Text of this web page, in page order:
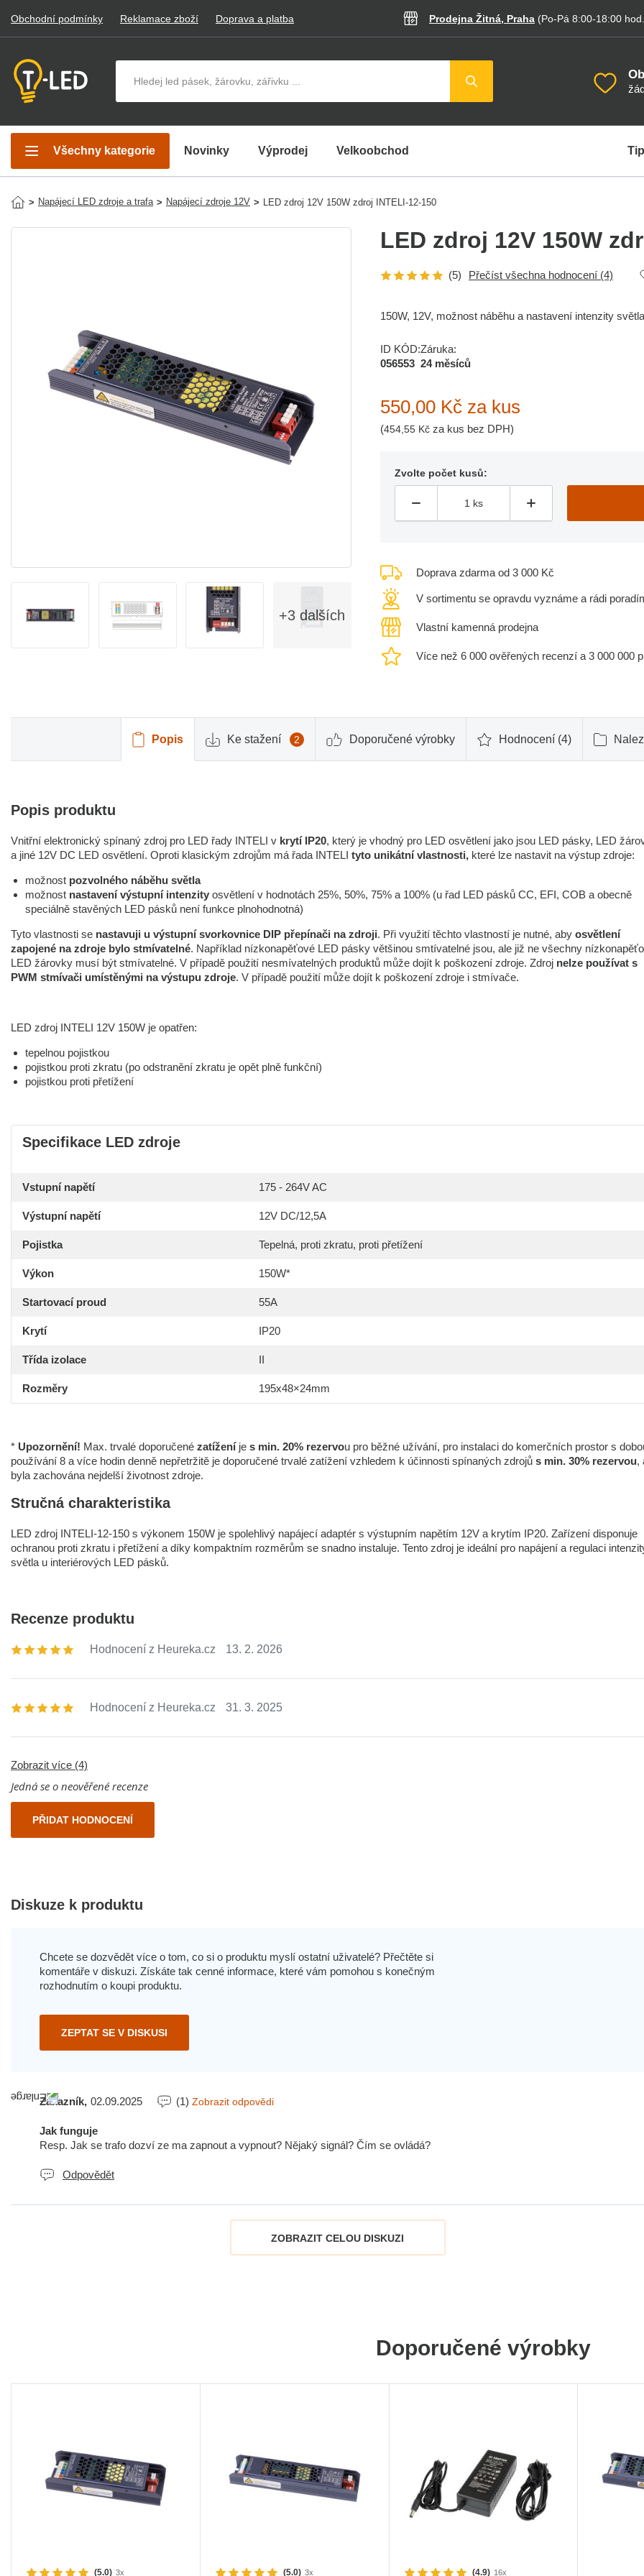
Obchodní podmínky Reklamace zboží Doprava a platba Prodejna Žitná, Praha (Po-Pá 8:00-18:00 hod.
Všechny kategorie Novinky Výprodej Velkoobchod
> Napájecí LED zdroje a trafa > Napájecí zdroje 12V > LED zdroj 12V 150W zdroj INTELI-12-150
+3 dalších
LED zdroj 12V 150W
(5) Přečíst všechna hodnocení (4)
150W, 12V, možnost náběhu a nastavení intenzity
ID KÓD:
056553
Záruka:
24 měsíců
550,00 Kč za kus
(454,55 Kč za kus bez DPH)
Zvolte počet kusů:
Doprava zdarma od 3 000 Kč
V sortimentu se opravdu vyznáme a rádi
Vlastní kamenná prodejna
Více než 6 000 ověřených recenzí a 3 000 000
Popis Ke stažení 2 Doporučené výrobky Hodnocení (4)
Popis produktu
Vnitřní elektronický spínaný zdroj pro LED řady INTELI v krytí IP20, který je vhodný pro LED osvětlení jako jsou LED pásky, LED
a jiné 12V DC LED osvětlení. Oproti klasickým zdrojům má řada INTELI tyto unikátní vlastnosti, které lze nastavit na výstup zdroje:
možnost pozvolného náběhu světla
možnost nastavení výstupní intenzity osvětlení v hodnotách 25%, 50%, 75% a 100% (u řad LED pásků CC, EFI, COB a obecně
speciálně stavěných LED pásků není funkce plnohodnotná)
Tyto vlastnosti se nastavuji u výstupní svorkovnice DIP přepínači na zdroji. Při využití těchto vlastností je nutné, aby osvětlení
zapojené na zdroje bylo stmívatelné. Například nízkonapěťové LED pásky většinou smtívatelné jsou, ale již ne všechny
LED žárovky musí být stmívatelné. V případě použití nesmívatelných produktů může dojít k poškození zdroje. Zdroj nelze používat s
PWM stmívači umístěnými na výstupu zdroje. V případě použití může dojít k poškození zdroje i stmívače.
LED zdroj INTELI 12V 150W je opatřen:
tepelnou pojistkou
pojistkou proti zkratu (po odstranění zkratu je opět plně funkční)
pojistkou proti přetížení
Specifikace LED zdroje
Vstupní napětí 175 - 264V AC
Výstupní napětí 12V DC/12,5A
Pojistka Tepelná, proti zkratu, proti přetížení
Výkon 150W*
Startovací proud 55A
Krytí IP20
Třída izolace II
Rozměry 195x48×24mm
* Upozornění! Max. trvalé doporučené zatíženíje s min. 20% rezervou pro běžné užívání, pro instalaci do komerčních prostor s
používání 8 a více hodin denně nepřetržitě je doporučené trvalé zatížení vzhledem k účinnosti spínaných zdrojů s min. 30% rezervou,
byla zachována nejdelší životnost zdroje.
Stručná charakteristika
LED zdroj INTELI-12-150 s výkonem 150W je spolehlivý napájecí adaptér s výstupním napětím 12V a krytím IP20. Zařízení disponuje
ochranou proti zkratu i přetížení a díky kompaktním rozměrům se snadno instaluje. Tento zdroj je ideální pro napájení a regulaci
světla u interiérových LED pásků.
Recenze produktu
Hodnocení z Heureka.cz 13. 2. 2026
Hodnocení z Heureka.cz 31. 3. 2025
Zobrazit více (4)
Jedná se o neověřené recenze
PŘIDAT HODNOCENÍ
Diskuze k produktu
Chcete se dozvědět více o tom, co si o produktu myslí ostatní uživatelé? Přečtěte si
komentáře v diskuzi. Získáte tak cenné informace, které vám pomohou s konečným
rozhodnutím o koupi produktu.
ZEPTAT SE V DISKUSI
Zákazník, 02.09.2025 (1) Zobrazit odpovědi
Jak funguje
Resp. Jak se trafo dozví ze ma zapnout a vypnout? Nějaký signál? Čím se ovládá?
Odpovědět
ZOBRAZIT CELOU DISKUZI
Doporučené výrobky
(5.0) 3x (5.0) 3x (4.9) 16x